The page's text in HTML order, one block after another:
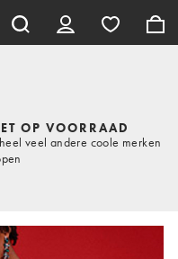
OP VOORRAAD
veel andere coole merken